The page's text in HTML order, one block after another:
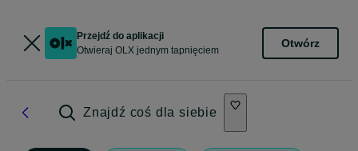
Przejdź do aplikacji
Otwieraj OLX jednym tapnięciem
Otwórz
Znajdź coś dla siebie